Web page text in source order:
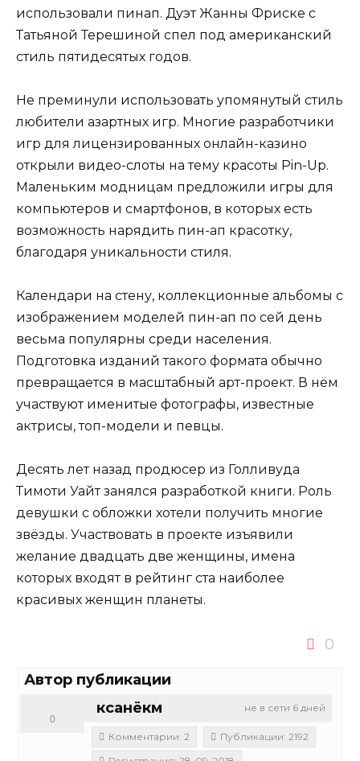
использовали пинап. Дуэт Жанны Фриске с
Татьяной Терешиной спел под американский
стиль пятидесятых годов.
Не преминули использовать упомянутый стиль
любители азартных игр. Многие разработчики
игр для лицензированных онлайн-казино
открыли видео-слоты на тему красоты Pin-Up.
Маленьким модницам предложили игры для
компьютеров и смартфонов, в которых есть
возможность нарядить пин-ап красотку,
благодаря уникальности стиля.
Календари на стену, коллекционные альбомы с
изображением моделей пин-ап по сей день
весьма популярны среди населения.
Подготовка изданий такого формата обычно
превращается в масштабный арт-проект. В нём
участвуют именитые фотографы, известные
актрисы, топ-модели и певцы.
Десять лет назад продюсер из Голливуда
Тимоти Уайт занялся разработкой книги. Роль
девушки с обложки хотели получить многие
звёзды. Участвовать в проекте изъявили
желание двадцать две женщины, имена
которых входят в рейтинг ста наиболее
красивых женщин планеты.
0
Автор публикации
не в сети 6 дней
ксанёкм
0
Комментарии: 2
Публикации: 2192